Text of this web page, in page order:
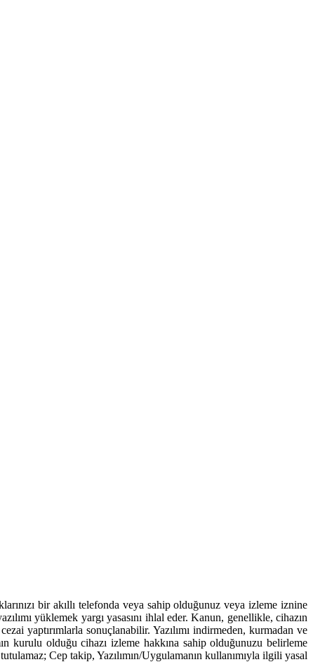
bir akıllı telefonda veya sahip olduğunuz veya izleme iznine
yüklemek yargı yasasını ihlal eder. Kanun, genellikle, cihazın
yaptırımlarla sonuçlanabilir. Yazılımı indirmeden, kurmadan ve
kurulu olduğu cihazı izleme hakkına sahip olduğunuzu belirleme
Cep takip, Yazılımın/Uygulamanın kullanımıyla ilgili yasal